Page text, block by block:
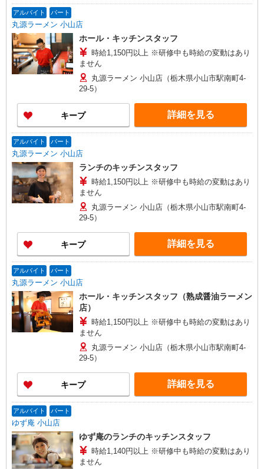
アルバイト パート
丸源ラーメン 小山店
ホール・キッチンスタッフ
時給1,150円以上 ※研修中も時給の変動はあり
ません
丸源ラーメン 小山店（栃木県小山市駅南町4-
29-5）
キープ 詳細を見る
アルバイト パート
丸源ラーメン 小山店
ランチのキッチンスタッフ
時給1,150円以上 ※研修中も時給の変動はあり
ません
丸源ラーメン 小山店（栃木県小山市駅南町4-
29-5）
キープ 詳細を見る
アルバイト パート
丸源ラーメン 小山店
ホール・キッチンスタッフ（熟成醤油ラーメン
店）
時給1,150円以上 ※研修中も時給の変動はあり
ません
丸源ラーメン 小山店（栃木県小山市駅南町4-
29-5）
キープ 詳細を見る
アルバイト パート
ゆず庵 小山店
ゆず庵のランチのキッチンスタッフ
時給1,140円以上 ※研修中も時給の変動はあり
ません